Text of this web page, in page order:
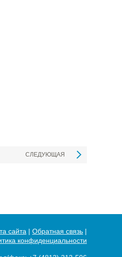
СЛЕДУЮЩАЯ
сайта | Обратная связь |
конфиденциальности